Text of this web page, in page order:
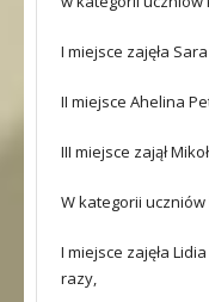
I miejsce zajęła
II miejsce Ahelina
III miejsce zajął
W kategorii uczniów
I miejsce zajęła
razy,